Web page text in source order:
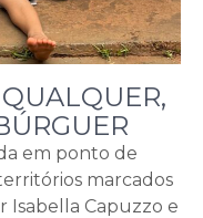
em ponto de
marcados
Isabella Capuzzo e